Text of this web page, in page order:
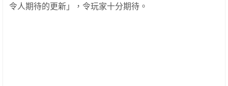
令人期待的更新」，令玩家十分期待。